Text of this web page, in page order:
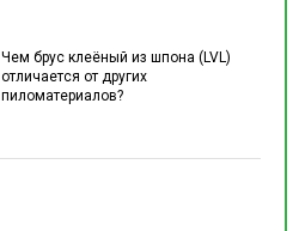
Чем брус клеёный из шпона (LVL)
отличается от других
пиломатериалов?